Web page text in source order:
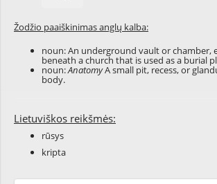
Žodžio paaiškinimas anglų kalba:
noun: An underground vault or chamber,
beneath a church that is used as a burial
noun:AnatomyA small pit, recess, or
body.
Lietuviškos reikšmės:
rūsys
kripta